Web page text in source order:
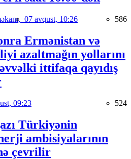
07 avqust, 10:26 586
Ermənistan və
azaltmağın yollarını
ittifaqa qayıdış
09:23 524
Türkiyənin
ambisiyalarının
çevrilir